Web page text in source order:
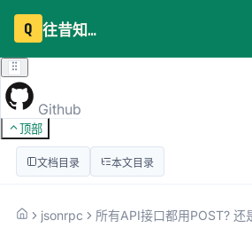
Q 往昔知识库
Github
顶部
文档目录 本文目录
jsonrpc